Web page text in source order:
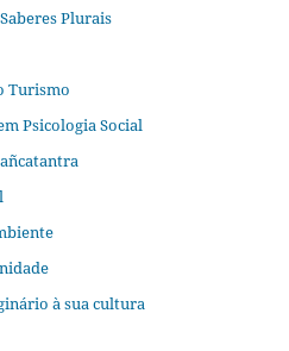
Plurais
Turismo
Psicologia Social
à sua cultura